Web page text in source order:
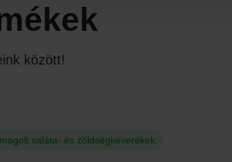
között!
saláta- és zöldségkeverékek